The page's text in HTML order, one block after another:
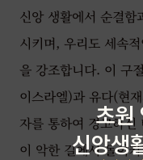
초원
신앙생
신앙 생활에서 순결함
시키며, 우리도 세속
을 강조합니다. 이 구
이스라엘)과 유다(현
자를 통하여 경고하
이 악한 길에서 돌이